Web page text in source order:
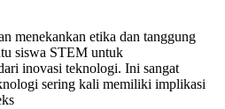
menekankan etika dan tanggung
siswa STEM untuk
inovasi teknologi. Ini sangat
sering kali memiliki implikasi